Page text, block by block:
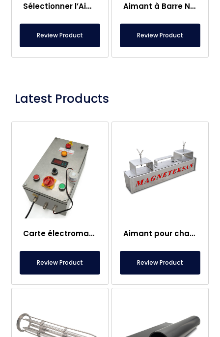
Sélectionner l’Aimant de Pêche – Aimant Puissant de Sauvetage en Mer
Review Product
Aimant à Barre Neodyme Ø25×250 mm – Connexion M8 Femelle d’un Côté
Review Product
Latest Products
Carte électromagnétique
Review Product
Aimant pour chariot élévateur – Entièrement en inox – Distance effective de 10 cm – Libération facile avec poignée
Review Product